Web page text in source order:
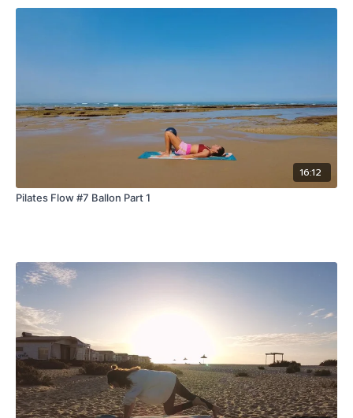
16:12
Pilates Flow #7 Ballon Part 1